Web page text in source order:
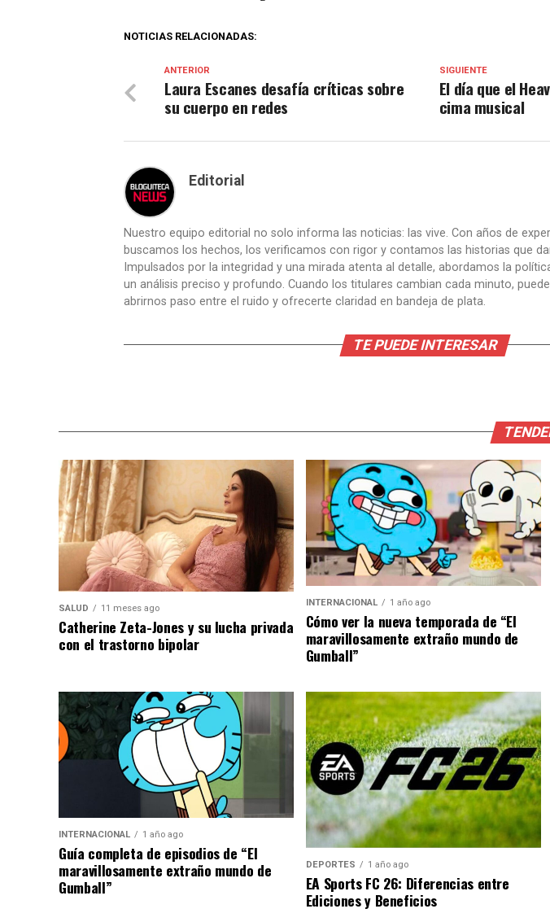
NOTICIAS RELACIONADAS:
SIGUIENTE
El día que el
cima musical
ANTERIOR
Laura Escanes desafía críticas sobre
su cuerpo en redes
Editorial
Nuestro equipo editorial no solo informa las noticias: las vive. Con años de
buscamos los hechos, los verificamos con rigor y contamos las historias que
Impulsados por la integridad y una mirada atenta al detalle, abordamos la
un análisis preciso y profundo. Cuando los titulares cambian cada minuto,
abrirnos paso entre el ruido y ofrecerte claridad en bandeja de plata.
TE PUEDE INTERESAR
SALUD 11 meses ago
Catherine Zeta-Jones y su lucha privada
con el trastorno bipolar
INTERNACIONAL 1 año ago
Cómo ver la nueva temporada de “El
maravillosamente extraño mundo de
Gumball”
INTERNACIONAL 1 año ago
Guía completa de episodios de “El
maravillosamente extraño mundo de
Gumball”
DEPORTES 1 año ago
EA Sports FC 26: Diferencias entre
Ediciones y Beneficios